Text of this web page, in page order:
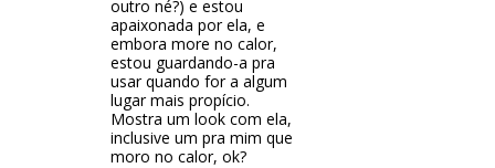
outro né?) e estou
apaixonada por ela, e
embora more no calor,
estou guardando-a pra
usar quando for a algum
lugar mais propício.
Mostra um look com ela,
inclusive um pra mim que
moro no calor, ok?